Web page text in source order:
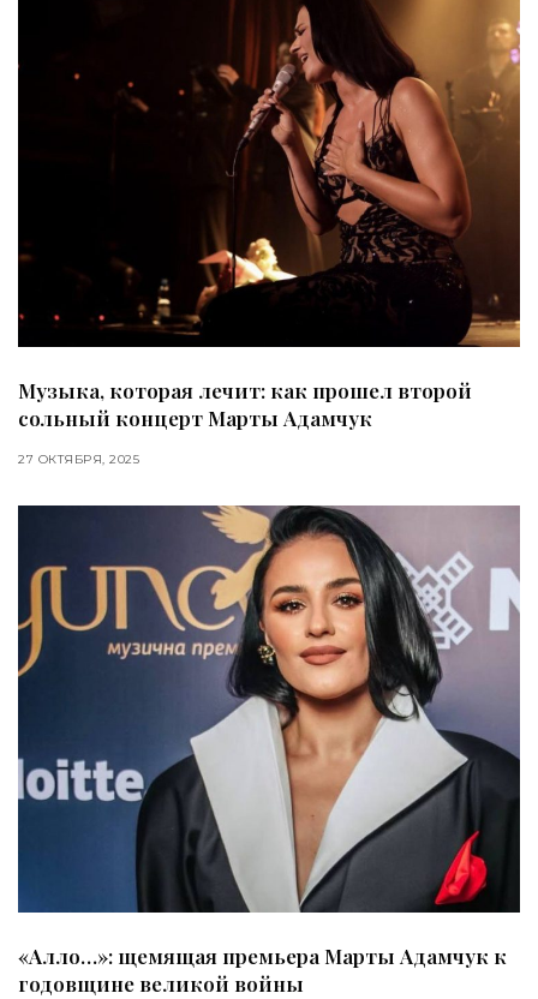
Музыка, которая лечит: как прошел второй
сольный концерт Марты Адамчук
27 ОКТЯБРЯ, 2025
«Алло…»: щемящая премьера Марты Адамчук к
годовщине великой войны